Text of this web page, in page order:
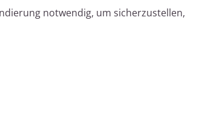
notwendig, um sicherzustellen,